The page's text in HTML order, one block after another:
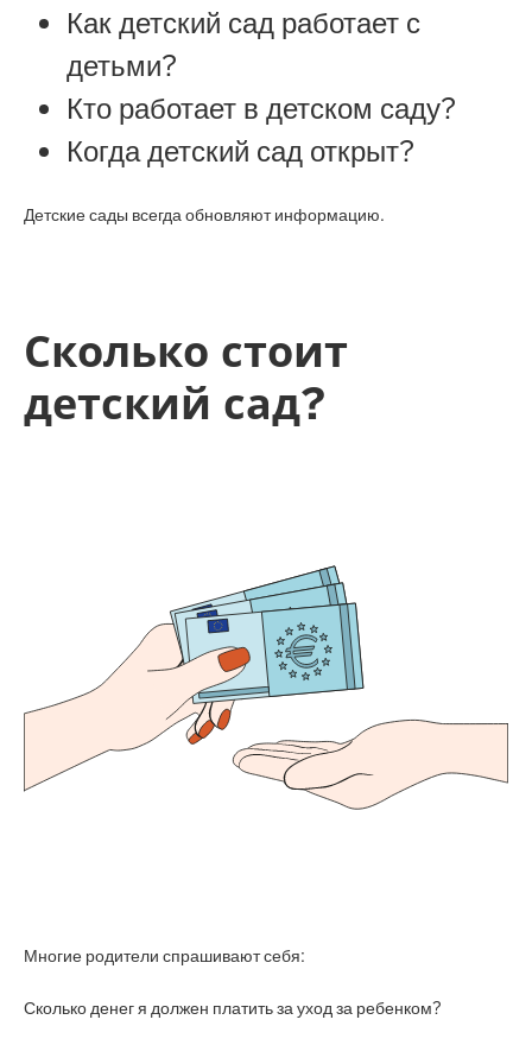
Как детский сад работает с
детьми?
Кто работает в детском саду?
Когда детский сад открыт?
Детские сады всегда обновляют информацию.
Сколько стоит
детский сад?
Многие родители спрашивают себя:
Сколько денег я должен платить за уход за ребенком?